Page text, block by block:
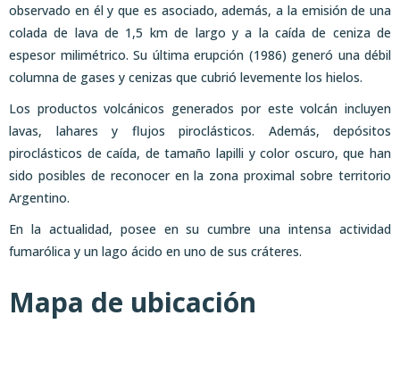
observado en él y que es asociado, además, a la emisión de una
colada de lava de 1,5 km de largo y a la caída de ceniza de
espesor milimétrico. Su última erupción (1986) generó una débil
columna de gases y cenizas que cubrió levemente los hielos.
Los productos volcánicos generados por este volcán incluyen
lavas, lahares y flujos piroclásticos. Además, depósitos
piroclásticos de caída, de tamaño lapilli y color oscuro, que han
sido posibles de reconocer en la zona proximal sobre territorio
Argentino.
En la actualidad, posee en su cumbre una intensa actividad
fumarólica y un lago ácido en uno de sus cráteres.
Mapa de ubicación